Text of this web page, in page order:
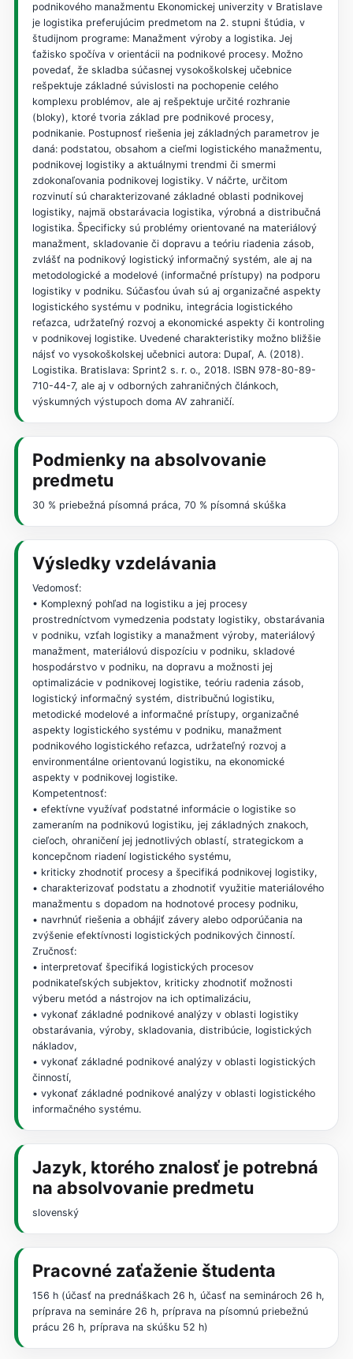
podnikového manažmentu Ekonomickej univerzity v Bratislave
je logistika preferujúcim predmetom na 2. stupni štúdia, v
študijnom programe: Manažment výroby a logistika. Jej
ťažisko spočíva v orientácii na podnikové procesy. Možno
povedať, že skladba súčasnej vysokoškolskej učebnice
rešpektuje základné súvislosti na pochopenie celého
komplexu problémov, ale aj rešpektuje určité rozhranie
(bloky), ktoré tvoria základ pre podnikové procesy,
podnikanie. Postupnosť riešenia jej základných parametrov je
daná: podstatou, obsahom a cieľmi logistického manažmentu,
podnikovej logistiky a aktuálnymi trendmi či smermi
zdokonaľovania podnikovej logistiky. V náčrte, určitom
rozvinutí sú charakterizované základné oblasti podnikovej
logistiky, najmä obstarávacia logistika, výrobná a distribučná
logistika. Špecificky sú problémy orientované na materiálový
manažment, skladovanie či dopravu a teóriu riadenia zásob,
zvlášť na podnikový logistický informačný systém, ale aj na
metodologické a modelové (informačné prístupy) na podporu
logistiky v podniku. Súčasťou úvah sú aj organizačné aspekty
logistického systému v podniku, integrácia logistického
reťazca, udržateľný rozvoj a ekonomické aspekty či kontroling
v podnikovej logistike. Uvedené charakteristiky možno bližšie
nájsť vo vysokoškolskej učebnici autora: Dupaľ, A. (2018).
Logistika. Bratislava: Sprint2 s. r. o., 2018. ISBN 978-80-89-
710-44-7, ale aj v odborných zahraničných článkoch,
výskumných výstupoch doma AV zahraničí.
Podmienky na absolvovanie
predmetu
30 % priebežná písomná práca, 70 % písomná skúška
Výsledky vzdelávania
Vedomosť:
• Komplexný pohľad na logistiku a jej procesy
prostredníctvom vymedzenia podstaty logistiky, obstarávania
v podniku, vzťah logistiky a manažment výroby, materiálový
manažment, materiálovú dispozíciu v podniku, skladové
hospodárstvo v podniku, na dopravu a možnosti jej
optimalizácie v podnikovej logistike, teóriu radenia zásob,
logistický informačný systém, distribučnú logistiku,
metodické modelové a informačné prístupy, organizačné
aspekty logistického systému v podniku, manažment
podnikového logistického reťazca, udržateľný rozvoj a
environmentálne orientovanú logistiku, na ekonomické
aspekty v podnikovej logistike.
Kompetentnosť:
• efektívne využívať podstatné informácie o logistike so
zameraním na podnikovú logistiku, jej základných znakoch,
cieľoch, ohraničení jej jednotlivých oblastí, strategickom a
koncepčnom riadení logistického systému,
• kriticky zhodnotiť procesy a špecifiká podnikovej logistiky,
• charakterizovať podstatu a zhodnotiť využitie materiálového
manažmentu s dopadom na hodnotové procesy podniku,
• navrhnúť riešenia a obhájiť závery alebo odporúčania na
zvýšenie efektívnosti logistických podnikových činností.
Zručnosť:
• interpretovať špecifiká logistických procesov
podnikateľských subjektov, kriticky zhodnotiť možnosti
výberu metód a nástrojov na ich optimalizáciu,
• vykonať základné podnikové analýzy v oblasti logistiky
obstarávania, výroby, skladovania, distribúcie, logistických
nákladov,
• vykonať základné podnikové analýzy v oblasti logistických
činností,
• vykonať základné podnikové analýzy v oblasti logistického
informačného systému.
Jazyk, ktorého znalosť je potrebná
na absolvovanie predmetu
slovenský
Pracovné zaťaženie študenta
156 h (účasť na prednáškach 26 h, účasť na seminároch 26 h,
príprava na semináre 26 h, príprava na písomnú priebežnú
prácu 26 h, príprava na skúšku 52 h)